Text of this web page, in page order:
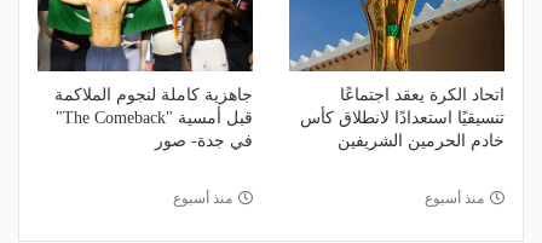
اتحاد الكرة يعقد اجتماعًا
تنسيقيًا استعدادًا لانطلاق كأس
خادم الحرمين الشريفين
منذ أسبوع
جاهزية كاملة لنجوم الملاكمة
قبل أمسية "The Comeback"
في جدة- صور
منذ أسبوع